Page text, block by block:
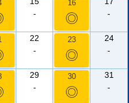
-
16
◎
-
22
-
23
◎
24
-
29
-
30
◎
31
-